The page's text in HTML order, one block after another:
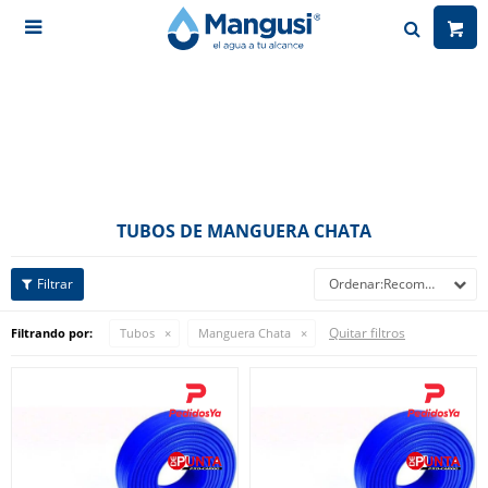

TUBOS DE MANGUERA CHATA
Recomendados
Filtrando por: Tubos Manguera Chata Quitar filtros